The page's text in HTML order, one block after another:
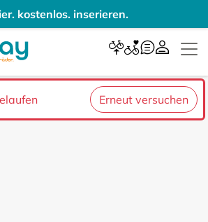
kostenlos. inserieren.
Erneut versuchen